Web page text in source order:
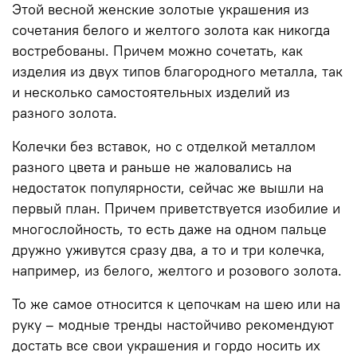
Этой весной женские золотые украшения из
сочетания белого и желтого золота как никогда
востребованы. Причем можно сочетать, как
изделия из двух типов благородного металла, так
и несколько самостоятельных изделий из
разного золота.
Колечки без вставок, но с отделкой металлом
разного цвета и раньше не жаловались на
недостаток популярности, сейчас же вышли на
первый план. Причем приветствуется изобилие и
многослойность, то есть даже на одном пальце
дружно уживутся сразу два, а то и три колечка,
например, из белого, желтого и розового золота.
То же самое относится к цепочкам на шею или на
руку – модные тренды настойчиво рекомендуют
достать все свои украшения и гордо носить их